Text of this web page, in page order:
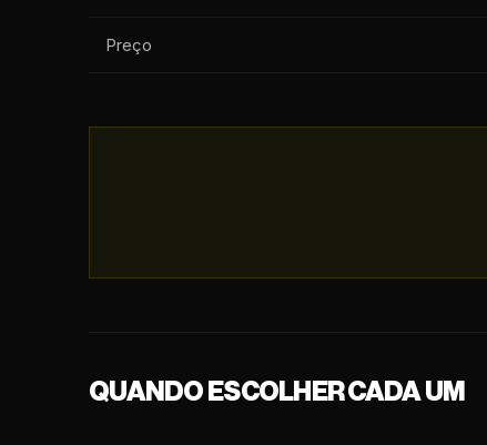
Preço
QUANDO ESCOLHER CADA UM